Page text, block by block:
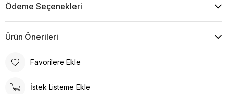
Kullanınız
Düşük Isıda Ütüleme Yapınız
Çamaşır Suyu Kullanmayınız
Ödeme Seçenekleri
Ürün Önerileri
Favorilere Ekle
İstek Listeme Ekle